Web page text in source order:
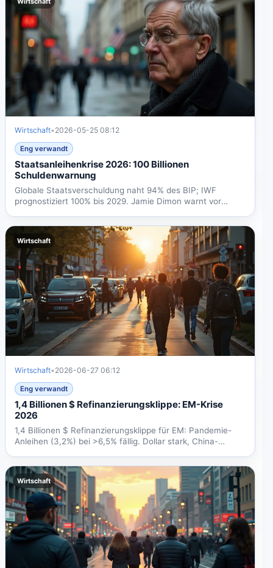
Wirtschaft• 2026-05-25 08:12
Eng verwandt
Staatsanleihenkrise 2026: 100 Billionen
Schuldenwarnung
Globale Staatsverschuldung naht 94% des BIP; IWF
prognostiziert 100% bis 2029. Jamie Dimon warnt vor
Wirtschaft
Wirtschaft• 2026-06-27 06:12
Eng verwandt
1,4 Billionen $ Refinanzierungsklippe: EM-Krise
2026
1,4 Billionen $ Refinanzierungsklippe für EM: Pandemie-
Anleihen (3,2%) bei >6,5% fällig. Dollar stark, China-
Wirtschaft